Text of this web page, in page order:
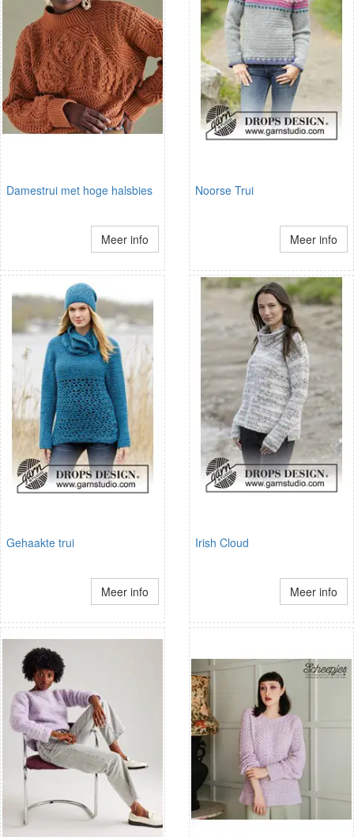
Damestrui met hoge halsbies
Meer info
Noorse Trui
Meer info
Gehaakte trui
Meer info
Irish Cloud
Meer info